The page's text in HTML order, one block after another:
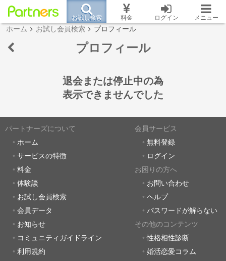
お試し検索 料金 ログイン メニュー
ホーム お試し会員検索 プロフィール
プロフィール
退会または停止中の為
表示できませんでした
パートナーズについて
ホーム
サービスの特徴
料金
体験談
お試し会員検索
会員データ
お知らせ
コミュニティガイドライン
利用規約
会員サービス
無料登録
ログイン
お困りの方へ
お問い合わせ
ヘルプ
パスワードが解らない
その他のコンテンツ
性格相性診断
婚活恋愛コラム